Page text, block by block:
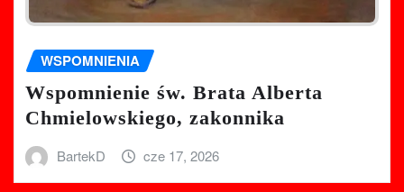
WSPOMNIENIA
Wspomnienie św. Brata Alberta
Chmielowskiego, zakonnika
BartekD cze 17, 2026